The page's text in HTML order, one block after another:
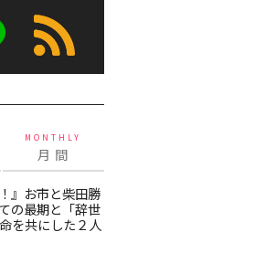
MONTHLY
月 間
』お市と柴田勝
の最期と「辞世
を共にした２人